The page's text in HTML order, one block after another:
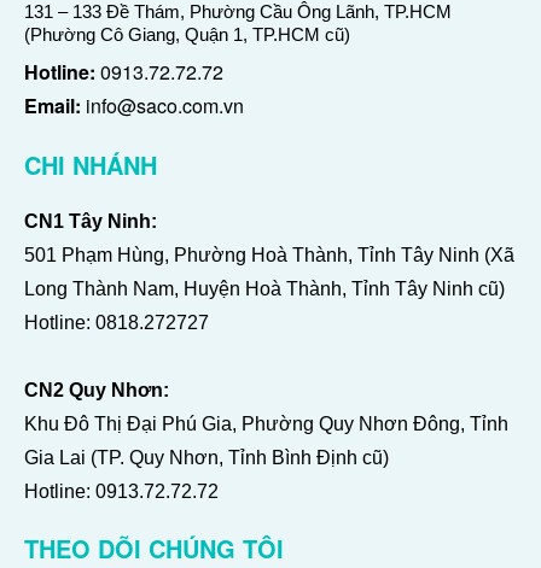
131 – 133 Đề Thám, Phường Cầu Ông Lãnh, TP.HCM
(Phường Cô Giang, Quận 1, TP.HCM cũ)
Hotline: 0913.72.72.72
Email: info@saco.com.vn
CHI NHÁNH
CN1 Tây Ninh:
501 Phạm Hùng, Phường Hoà Thành, Tỉnh Tây Ninh (Xã
Long Thành Nam, Huyện Hoà Thành, Tỉnh Tây Ninh cũ)
Hotline: 0818.272727
CN2 Quy Nhơn:
Khu Đô Thị Đại Phú Gia, Phường Quy Nhơn Đông, Tỉnh
Gia Lai (TP. Quy Nhơn, Tỉnh Bình Định cũ)
Hotline: 0913.72.72.72
THEO DÕI CHÚNG TÔI